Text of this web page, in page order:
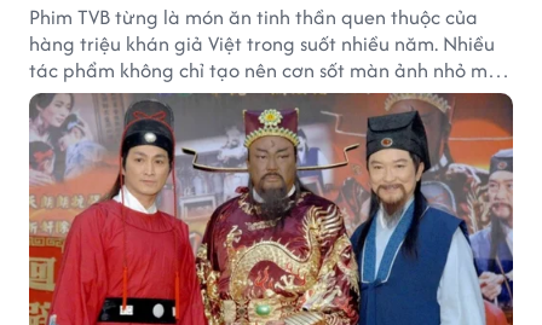
Phim TVB từng là món ăn tinh thần quen thuộc của
hàng triệu khán giả Việt trong suốt nhiều năm. Nhiều
tác phẩm không chỉ tạo nên cơn sốt màn ảnh nhỏ mà
còn trở thành ký ức khó quên của cả một thế hệ.